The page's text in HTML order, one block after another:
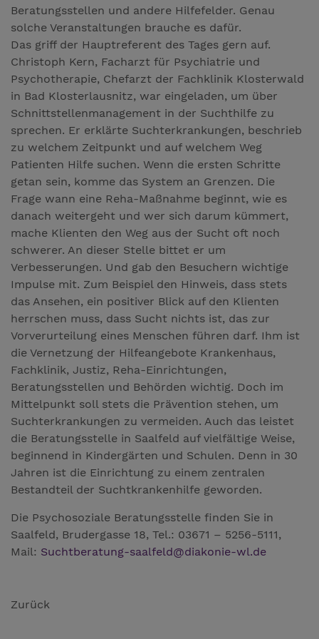
Beratungsstellen und andere Hilfefelder. Genau
solche Veranstaltungen brauche es dafür.
Das griff der Hauptreferent des Tages gern auf.
Christoph Kern, Facharzt für Psychiatrie und
Psychotherapie, Chefarzt der Fachklinik Klosterwald
in Bad Klosterlausnitz, war eingeladen, um über
Schnittstellenmanagement in der Suchthilfe zu
sprechen. Er erklärte Suchterkrankungen, beschrieb
zu welchem Zeitpunkt und auf welchem Weg
Patienten Hilfe suchen. Wenn die ersten Schritte
getan sein, komme das System an Grenzen. Die
Frage wann eine Reha-Maßnahme beginnt, wie es
danach weitergeht und wer sich darum kümmert,
mache Klienten den Weg aus der Sucht oft noch
schwerer. An dieser Stelle bittet er um
Verbesserungen. Und gab den Besuchern wichtige
Impulse mit. Zum Beispiel den Hinweis, dass stets
das Ansehen, ein positiver Blick auf den Klienten
herrschen muss, dass Sucht nichts ist, das zur
Vorverurteilung eines Menschen führen darf. Ihm ist
die Vernetzung der Hilfeangebote Krankenhaus,
Fachklinik, Justiz, Reha-Einrichtungen,
Beratungsstellen und Behörden wichtig. Doch im
Mittelpunkt soll stets die Prävention stehen, um
Suchterkrankungen zu vermeiden. Auch das leistet
die Beratungsstelle in Saalfeld auf vielfältige Weise,
beginnend in Kindergärten und Schulen. Denn in 30
Jahren ist die Einrichtung zu einem zentralen
Bestandteil der Suchtkrankenhilfe geworden.
Die Psychosoziale Beratungsstelle finden Sie in
Saalfeld, Brudergasse 18, Tel.: 03671 – 5256-5111,
Mail: Suchtberatung-saalfeld@diakonie-wl.de
Zurück